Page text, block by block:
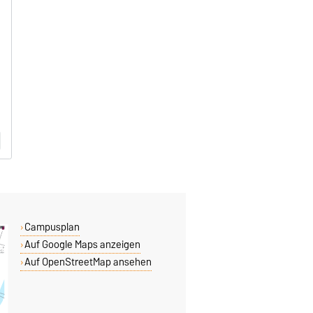
Campusplan
Auf Google Maps anzeigen
Auf OpenStreetMap ansehen